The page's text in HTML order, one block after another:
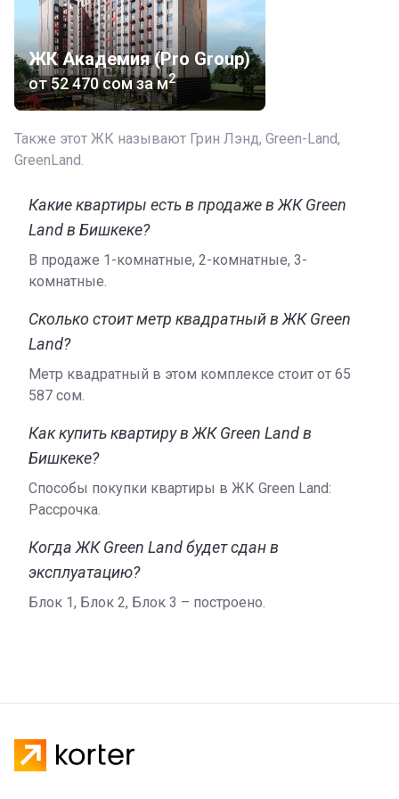
Реализация жилья
В ЖК «Грин Лэнд» можно купить квартиру площадью
40-142 м2, в наличии жилье с высокими потолками и
эргономичными 1-2-3-комнатными планировками.
официальном сайте указан адрес офиса, в котором
можно получить консультацию касательно
Застройщик
деятельность в 2012 году. Предприятие сооружает
жилые комплексы на территории Бишкека, больше
сведений о деятельности застройщика можно найти на
официальном сайте.
ЖК Академия (Pro Group)
от‍52 470 сомза м2
Также этот ЖК называют Грин Лэнд, Green-Land,
GreenLand.
Какие квартиры есть в продаже в ЖК Green
Land в Бишкеке?
В продаже 1-комнатные, 2-комнатные, 3-
комнатные.
Сколько стоит метр квадратный в ЖК Green
Land?
Метр квадратный в этом комплексе стоит от ‍65
587 сом.
Как купить квартиру в ЖК Green Land в
Бишкеке?
Способы покупки квартиры в ЖК Green Land:
Рассрочка.
Когда ЖК Green Land будет сдан в
эксплуатацию?
Блок 1, Блок 2, Блок 3 – построено.